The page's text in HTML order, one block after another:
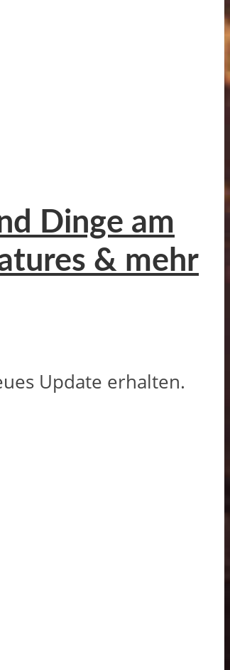
Dinge am
& mehr
Update erhalten.